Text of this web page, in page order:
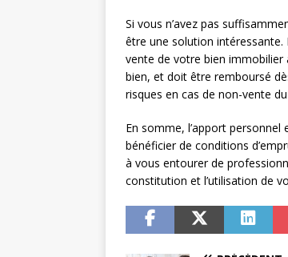
Si vous n’avez pas
être une solution intéressante.
vente de votre bien immobilier
bien, et doit être remboursé
risques en cas de non-vente
En somme, l’apport
bénéficier de conditions
à vous entourer de
constitution et l’utilisation de